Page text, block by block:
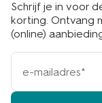
Schrijf je in voor
korting. Ontvang
(online)
e-
mailadres